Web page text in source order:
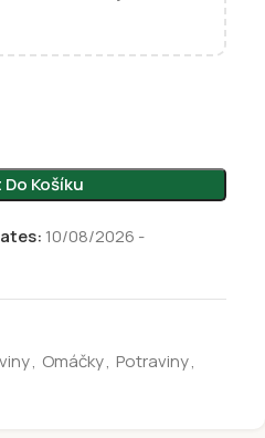
Košíku
10/08/2026 -
, Omáčky, Potraviny,